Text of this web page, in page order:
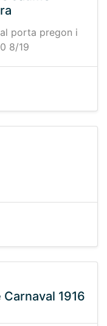
porta pregon i
8/19
1916